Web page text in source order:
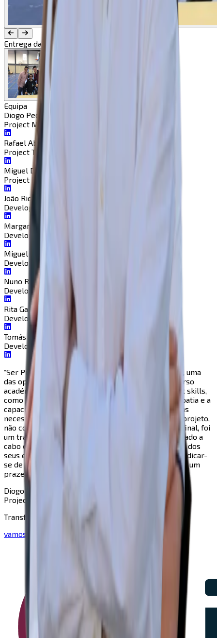
Entrega da Colher
Equipa
Diogo Pedreiro
Project Manager
Rafael Abegão
Project Tracker
Miguel Durão
Project Representative
João Ricardo
Developer
Margarida Sacramento
Developer
Miguel Dias
Developer
Nuno Rebolo
Developer
Developer
Rita Galhardo
Developer
Tomás Fernandes
Developer
Developer
“Ser Project Manager deste projeto foi, sem dúvida, uma
das oportunidades mais impactantes do meu percurso
académico. Permitiu-me desenvolver inúmeras soft skills,
como liderança, organização e, acima de tudo, a empatia e a
capacidade de me conectar verdadeiramente com as
necessidades dos outros.Sempre que penso neste projeto,
não consigo deixar de sentir um enorme orgulho. Afinal, foi
um trabalho realizado com recursos limitados e levado a
cabo exclusivamente por estudantes que, para além dos
seus estudos e interesses pessoais, conseguiram dedicar-
se de forma exemplar a este projeto e à In-Nova.Foi um
prazer trabalhar convosco.
Diogo Pedreiro
Project Manager
Transforme a sua ideia numa realidade!
vamos falar